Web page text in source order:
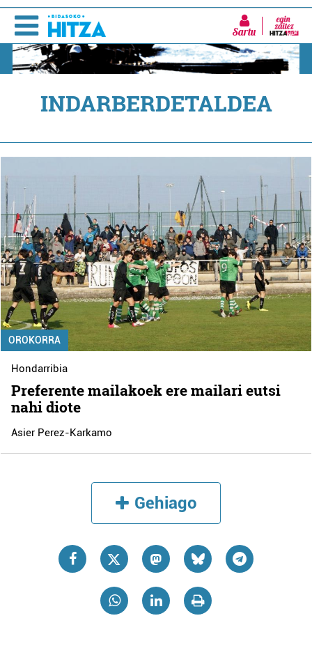
Sartu
INDARBERDETALDEA
OROKORRA
Hondarribia
Preferente mailakoek ere mailari eutsi
nahi diote
Asier Perez-Karkamo
Gehiago